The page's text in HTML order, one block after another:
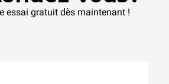
essai gratuit dès maintenant !